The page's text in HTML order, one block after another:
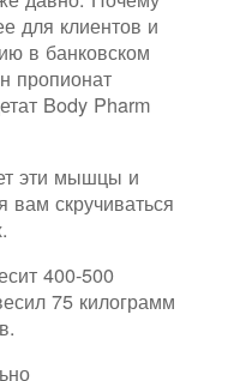
для клиентов и
в банковском
пропионат
Body Pharm
эти мышцы и
вам скручиваться
400-500
75 килограмм